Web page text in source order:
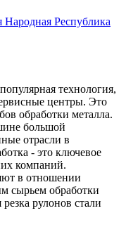
Народная Республика
технология,
центры. Это
обработки металла.
большой
отрасли в
- это ключевое
компаний.
в отношении
сырьем обработки
рулонов стали